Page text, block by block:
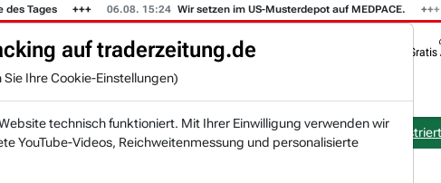
06.08. 15:24 Wir setzen im US-Musterdepot auf MEDPACE.
NEU Zeitung Rankings & Trends
Bereits bei TraderFox
auf traderzeitung.de
Ihre Cookie-Einstellungen)
technisch funktioniert. Mit Ihrer Einwilligung verwenden wir
YouTube-Videos, Reichweitenmessung und personalisierte